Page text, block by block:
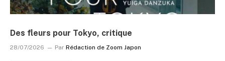
Des fleurs pour Tokyo, critique
28/07/2026 Par Rédaction de Zoom Japon